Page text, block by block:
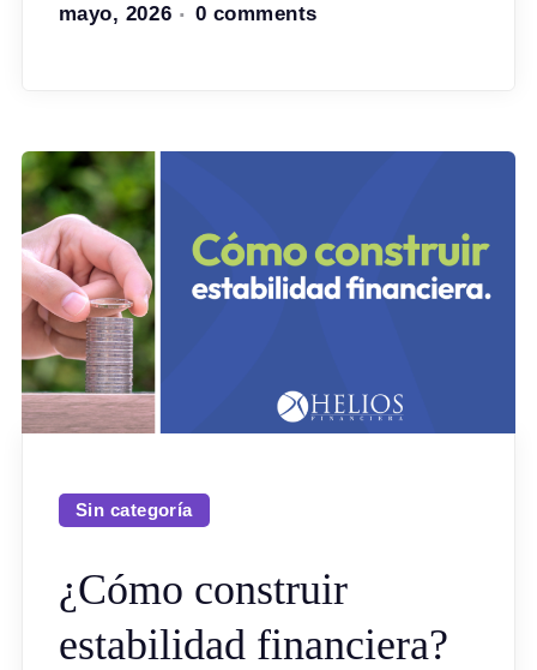
mayo, 2026
0 comments
Sin categoría
¿Cómo construir
estabilidad financiera?